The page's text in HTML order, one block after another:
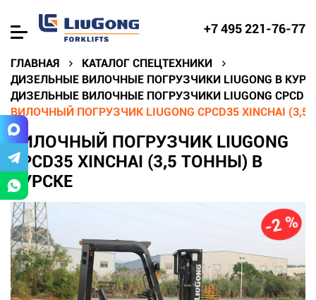
+7 495 221-76-77
ГЛАВНАЯ
КАТАЛОГ СПЕЦТЕХНИКИ
ДИЗЕЛЬНЫЕ ВИЛОЧНЫЕ ПОГРУЗЧИКИ LIUGONG В
ДИЗЕЛЬНЫЕ ВИЛОЧНЫЕ ПОГРУЗЧИКИ LIUGONG CPCD
ВИЛОЧНЫЙ ПОГРУЗЧИК LIUGONG CPCD35 XINCHAI
ВИЛОЧНЫЙ ПОГРУЗЧИК LIUGONG
CPCD35 XINCHAI (3,5 ТОННЫ) В
КУРСКЕ
-2 %